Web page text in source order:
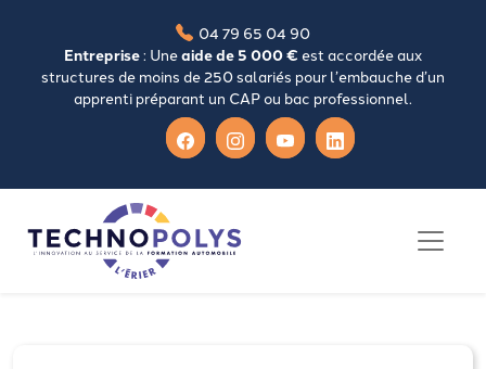
04 79 65 04 90
Entreprise: Uneaide de 5 000 € est accordée aux
structures de moins de 250 salariés pour l’embauche d’un
apprenti préparant un CAP ou bac professionnel.